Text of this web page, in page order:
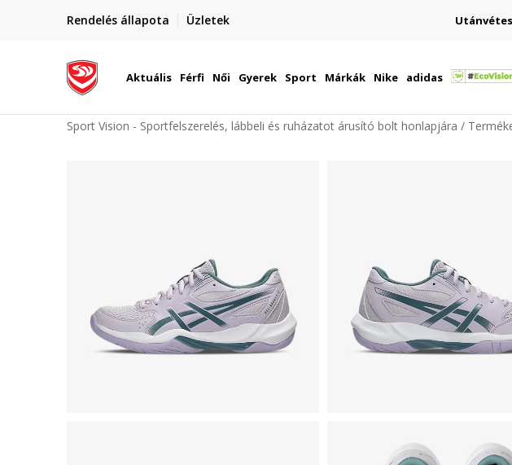
Rendelés állapota Üzletek
Szállítás Magyarország területén
Aktuális Férfi Női Gyerek Sport Márkák Nike adidas
Sport Vision - Sportfelszerelés, lábbeli és ruházatot árusító bolt honlapjára